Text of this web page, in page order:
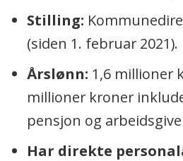
Stilling:
(siden 1. februar 2021).
Årslønn: 1,6 millioner
millioner kroner
pensjon og
Har direkte